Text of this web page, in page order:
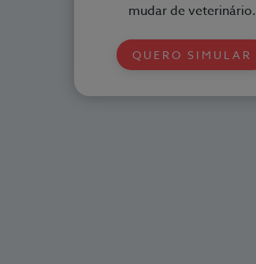
mudar de veterinário.
QUERO SIMULAR